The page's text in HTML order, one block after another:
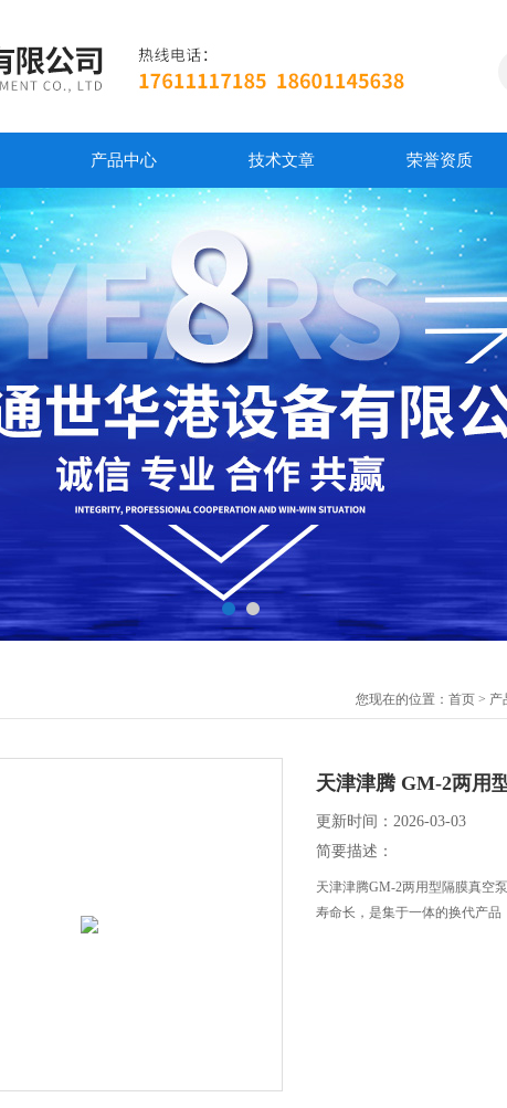
产品中心 技术文章 荣誉资质
您现在的位置： 首页 > 产
天津津腾 GM-2两用
更新时间：2026-03-03
简要描述：
天津津腾GM-2两用型隔膜真空
寿命长，是集于一体的换代产品